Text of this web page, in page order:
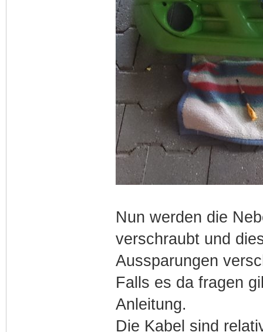
Nun werden die
verschraubt und
Aussparungen
Falls es da fragen
Anleitung.
Die Kabel sind